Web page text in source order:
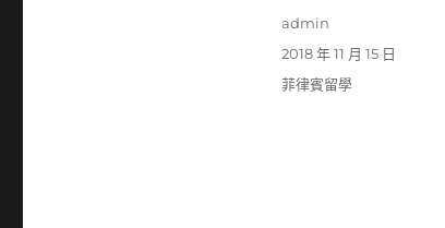
作
admin
發
佈
2018 年 11 月 15 日
分
菲律賓留學